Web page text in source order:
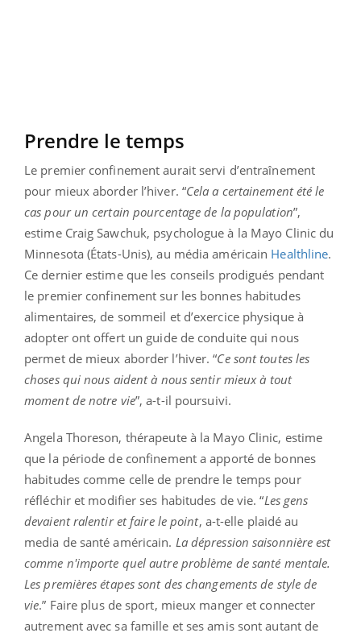
Prendre le temps
Le premier confinement aurait servi d’entraînement
pour mieux aborder l’hiver. “Cela a certainement été le
cas pour un certain pourcentage de la population”,
estime Craig Sawchuk, psychologue à la Mayo Clinic du
Minnesota (États-Unis), au média américain Healthline.
Ce dernier estime que les conseils prodigués pendant
le premier confinement sur les bonnes habitudes
alimentaires, de sommeil et d’exercice physique à
adopter ont offert un guide de conduite qui nous
permet de mieux aborder l’hiver. “Ce sont toutes les
choses qui nous aident à nous sentir mieux à tout
moment de notre vie”, a-t-il poursuivi.
Angela Thoreson, thérapeute à la Mayo Clinic, estime
que la période de confinement a apporté de bonnes
habitudes comme celle de prendre le temps pour
réfléchir et modifier ses habitudes de vie. “Les gens
devaient ralentir et faire le point, a-t-elle plaidé au
media de santé américain. La dépression saisonnière est
comme n'importe quel autre problème de santé mentale.
Les premières étapes sont des changements de style de
vie.” Faire plus de sport, mieux manger et connecter
autrement avec sa famille et ses amis sont autant de